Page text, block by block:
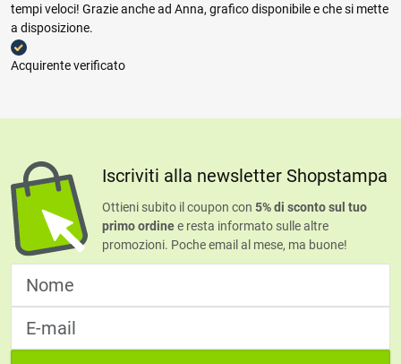
tempi veloci! Grazie anche ad Anna, grafico disponibile e che si mette
a disposizione.
Acquirente verificato
Iscriviti alla newsletter Shopstampa
Ottieni subito il coupon con 5% di sconto sul tuo
primo ordinee resta informato sulle altre
promozioni. Poche email al mese, ma buone!